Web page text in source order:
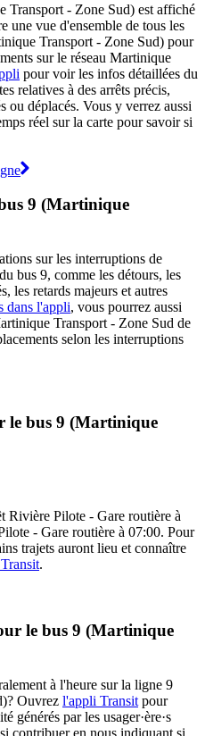
Transport - Zone Sud) est affiché
une vue d'ensemble de tous les
Transport - Zone Sud) pour
sur le réseau Martinique
pour voir les infos détaillées du
relatives à des arrêts précis,
ou déplacés. Vous y verrez aussi
réel sur la carte pour savoir si
9 (Martinique
sur les interruptions de
bus 9, comme les détours, les
les retards majeurs et autres
dans l'appli, vous pourrez aussi
Transport - Zone Sud de
selon les interruptions
le bus 9 (Martinique
Rivière Pilote - Gare routière à
- Gare routière à 07:00. Pour
trajets auront lieu et connaître
.
le bus 9 (Martinique
à l'heure sur la ligne 9
Ouvrez l'appli Transit pour
générés par les usager·ère·s
contribuer en nous indiquant si